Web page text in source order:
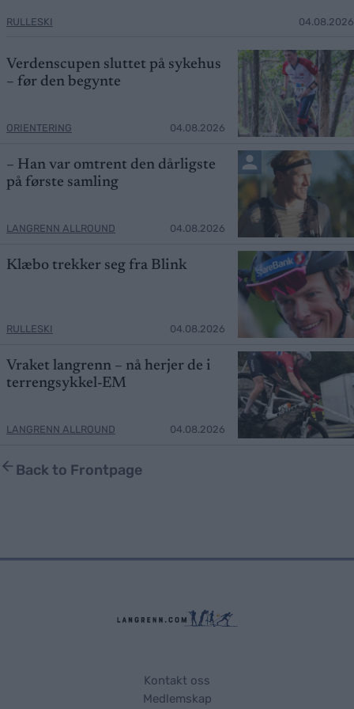
RULLESKI 04.08.2026
Verdenscupen sluttet på sykehus
– før den begynte
ORIENTERING 04.08.2026
– Han var omtrent den dårligste
på første samling
LANGRENN ALLROUND 04.08.2026
Klæbo trekker seg fra Blink
RULLESKI 04.08.2026
Vraket langrenn – nå herjer de i
terrengsykkel-EM
LANGRENN ALLROUND 04.08.2026
Back to Frontpage
Kontakt oss
Medlemskap